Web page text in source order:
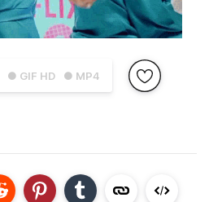
● GIF HD ● MP4